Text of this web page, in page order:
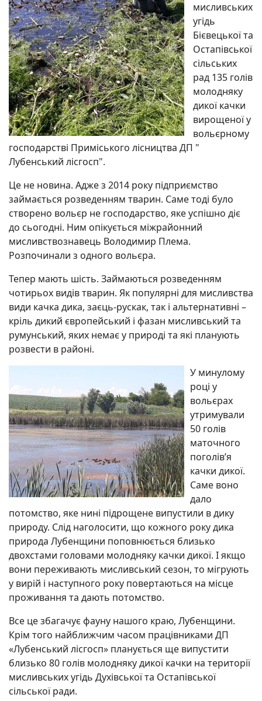
мисливських
угідь
Бієвецької та
Остапівської
сільських
рад 135 голів
молодняку
дикої качки
вирощеної у
вольєрному
господарстві Приміського лісництва ДП "
Лубенський лісгосп".
Це не новина. Адже з 2014 року підприємство
займається розведенням тварин. Саме тоді було
створено вольєр не господарство, яке успішно діє
до сьогодні. Ним опікується міжрайонний
мисливствознавець Володимир Плема.
Розпочинали з одного вольєра.
Тепер мають шість. Займаються розведенням
чотирьох видів тварин. Як популярні для мисливства
види качка дика, заєць-рускак, так і альтернативні –
кріль дикий європейський і фазан мисливський та
румунський, яких немає у природі та які планують
розвести в районі.
У минулому
році у
вольєрах
утримували
50 голів
маточного
поголів’я
качки дикої.
Саме воно
дало
потомство, яке нині підрощене випустили в дику
природу. Слід наголосити, що кожного року дика
природа Лубенщини поповнюється близько
двохстами головами молодняку качки дикої. І якщо
вони переживають мисливський сезон, то мігрують
у вирій і наступного року повертаються на місце
проживання та дають потомство.
Все це збагачує фауну нашого краю, Лубенщини.
Крім того найближчим часом працівниками ДП
«Лубенський лісгосп» планується ще випустити
близько 80 голів молодняку дикої качки на території
мисливських угідь Духівської та Остапівської
сільської ради.